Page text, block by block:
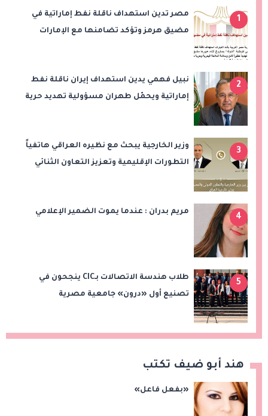
1
مصر تدين استهداف ناقلة نفط إماراتية في
مضيق هرمز وتؤكد تضامنها مع الإمارات
2
نبيل فهمي يدين استهداف إيران ناقلة نفط
إماراتية ويحمّل طهران مسؤولية تهديد حرية
3
وزير الخارجية يبحث مع نظيره العراقي هاتفياً
التطورات الإقليمية وتعزيز التعاون الثنائي
4
مريم بدران : عندما يموت الضمير الإعلامي
5
طلاب هندسة الاتصالات بـCIC ينجحون في
تصنيع أول «درون» جامعية مصرية
هند أبو ضيف تكتب
«بفعل فاعل»